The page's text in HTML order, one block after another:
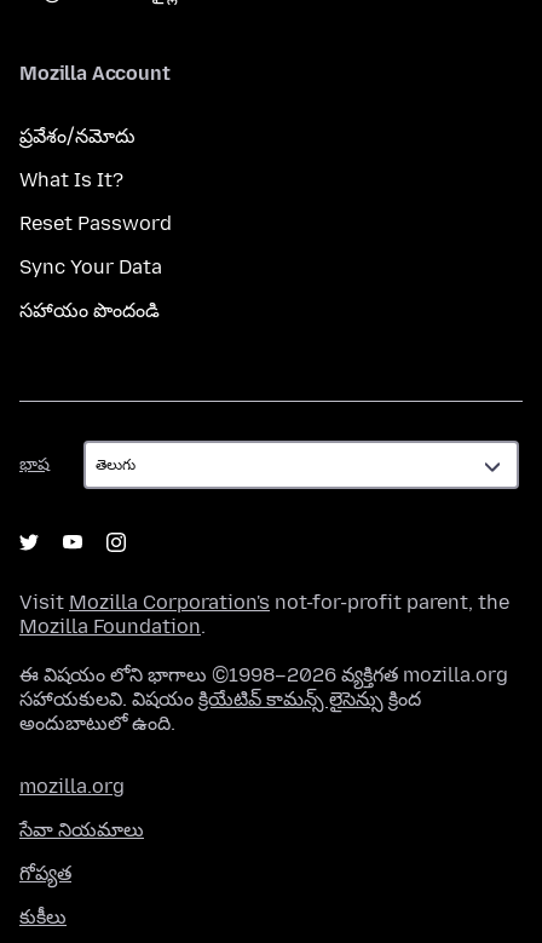
Mozilla Account
ప్రవేశం/నమోదు
What Is It?
Reset Password
Sync Your Data
సహాయం పొందండి
భాష
భాష
Visit Mozilla Corporation's not-for-profit parent, the
Mozilla Foundation.
ఈ విషయం లోని భాగాలు ©1998–2026 వ్యక్తిగత mozilla.org
సహాయకులవి. విషయం క్రియేటివ్ కామన్స్ లైసెన్సు క్రింద
అందుబాటులో ఉంది.
mozilla.org
సేవా నియమాలు
గోప్యత
కుకీలు